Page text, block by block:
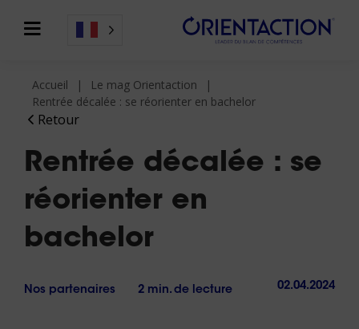
Retour
Accueil
Le mag Orientaction
Rentrée décalée : se réorienter en bachelor
Rentrée décalée : se
réorienter en
bachelor
Nos partenaires 2 min. de lecture 02.04.2024